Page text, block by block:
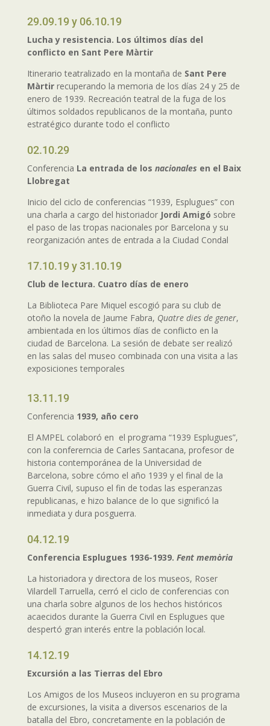
29.09.19 y 06.10.19
Lucha y resistencia. Los últimos días del
conflicto en Sant Pere Màrtir
Itinerario teatralizado en la montaña de Sant Pere
Màrtirrecuperando la memoria de los días 24 y 25 de
enero de 1939. Recreación teatral de la fuga de los
últimos soldados republicanos de la montaña, punto
estratégico durante todo el conflicto
02.10.29
Conferencia La entrada de los nacionales en el Baix
Llobregat
Inicio del ciclo de conferencias “1939, Esplugues” con
una charla a cargo del historiador Jordi Amigó sobre
el paso de las tropas nacionales por Barcelona y su
reorganización antes de entrada a la Ciudad Condal
17.10.19 y 31.10.19
Club de lectura. Cuatro días de enero
La Biblioteca Pare Miquel escogió para su club de
otoño la novela de Jaume Fabra, Quatre dies de gener,
ambientada en los últimos días de conflicto en la
ciudad de Barcelona. La sesión de debate ser realizó
en las salas del museo combinada con una visita a las
exposiciones temporales
13.11.19
Conferencia 1939, año cero
El AMPEL colaboró en el programa “1939 Esplugues”,
con la confererncia de Carles Santacana, profesor de
historia contemporánea de la Universidad de
Barcelona, sobre cómo el año 1939 y el final de la
Guerra Civil, supuso el fin de todas las esperanzas
republicanas, e hizo balance de lo que significó la
inmediata y dura posguerra.
04.12.19
Conferencia Esplugues 1936-1939. Fent memòria
La historiadora y directora de los museos, Roser
Vilardell Tarruella, cerró el ciclo de conferencias con
una charla sobre algunos de los hechos históricos
acaecidos durante la Guerra Civil en Esplugues que
despertó gran interés entre la población local.
14.12.19
Excursión a las Tierras del Ebro
Los Amigos de los Museos incluyeron en su programa
de excursiones, la visita a diversos escenarios de la
batalla del Ebro, concretamente en la población de